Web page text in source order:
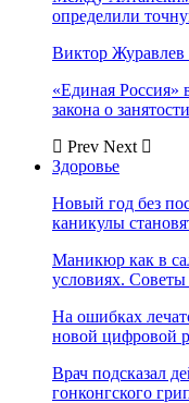
определили
Виктор Журавлев
«Единая Россия»
закона о занятости
Prev Next
Здоровье
Новый год без
каникулы
Маникюр как в
условиях. Советы
На ошибках
новой цифровой
Врач подсказал
гонконгского